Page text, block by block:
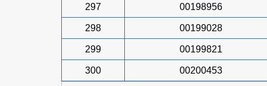
297 00198956
298 00199028
299 00199821
300 00200453